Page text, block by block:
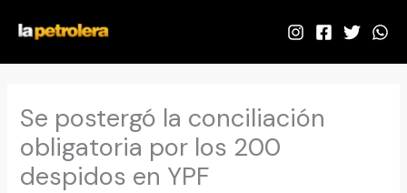
contenido
Se postergó la conciliación
obligatoria por los 200
despidos en YPF